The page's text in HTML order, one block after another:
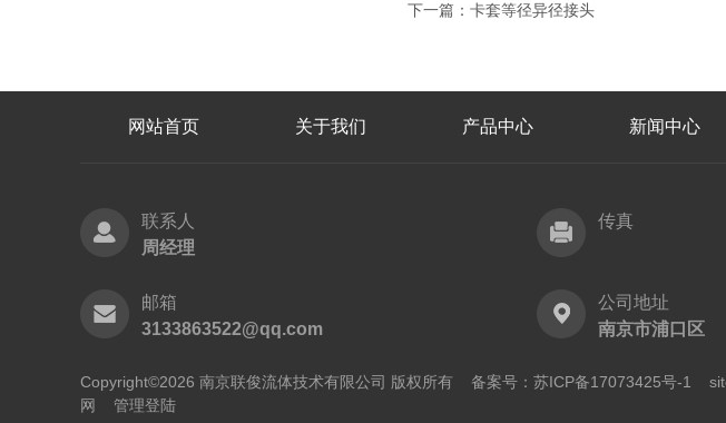
下一篇： 卡套等径异径接头
网站首页 关于我们 产品中心 新闻中心
联系人
周经理
传真
邮箱
3133863522@qq.com
公司地址
南京市浦口区
Copyright©2026 南京联俊流体技术有限公司 版权所有 备案号：苏ICP备17073425号-1
网
管理登陆